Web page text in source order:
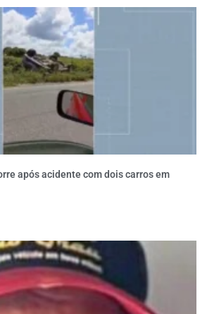
após acidente com dois carros em